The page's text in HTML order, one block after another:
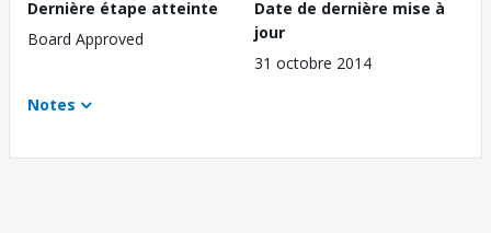
Dernière étape atteinte
Board Approved
Date de dernière mise à
jour
31 octobre 2014
Notes